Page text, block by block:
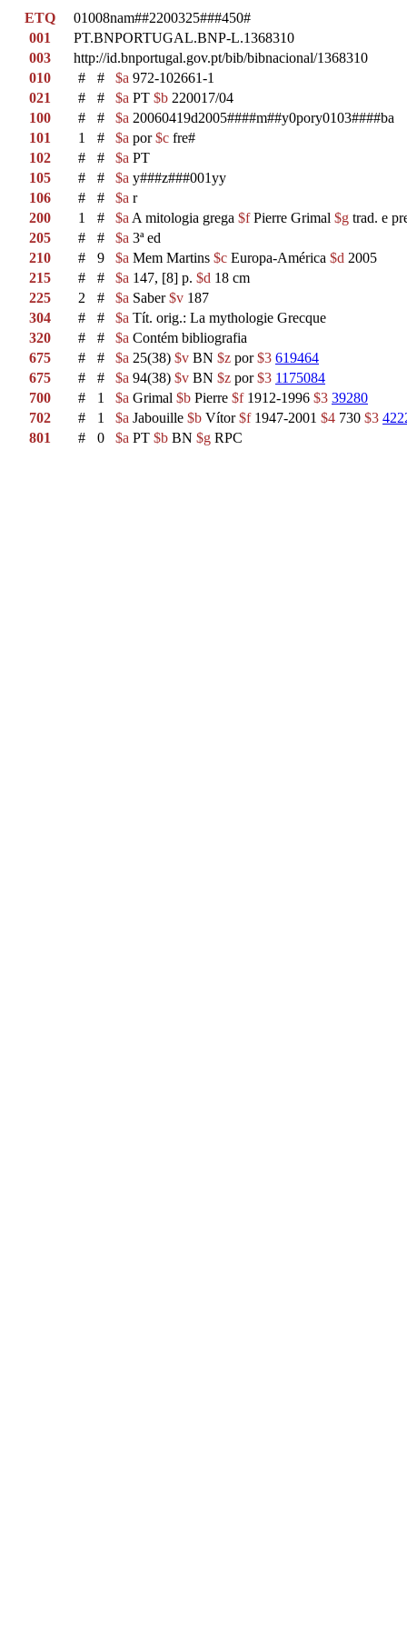
ETQ
01008nam##2200325###450#
001
PT.BNPORTUGAL.BNP-L.1368310
003
http://id.bnportugal.gov.pt/bib/bibnacional/1368310
010
# # $a 972-102661-1
021
# # $a PT $b 220017/04
100
# # $a 20060419d2005####m##y0pory0103####ba
101
1 # $a por$c fre#
102
# # $a PT
105
# # $a y###z###001yy
106
# # $a r
200
1 # $a A mitologia grega $fPierre Grimal $g trad. e
205
# # $a 3ª ed
210
# 9 $a Mem Martins $c Europa-América $d 2005
215
# # $a 147, [8] p. $d 18 cm
225
2 # $a Saber$v 187
304
# # $a Tít. orig.: La mythologie Grecque
320
# # $a Contém bibliografia
675
# # $a 25(38) $v BN $z por$3 619464
675
# # $a 94(38) $v BN $z por$3 1175084
700
# 1 $a Grimal $b Pierre $f1912-1996 $3 39280
702
# 1 $a Jabouille $b Vítor$f1947-2001 $4 730 $3
801
# 0 $a PT $b BN $g RPC